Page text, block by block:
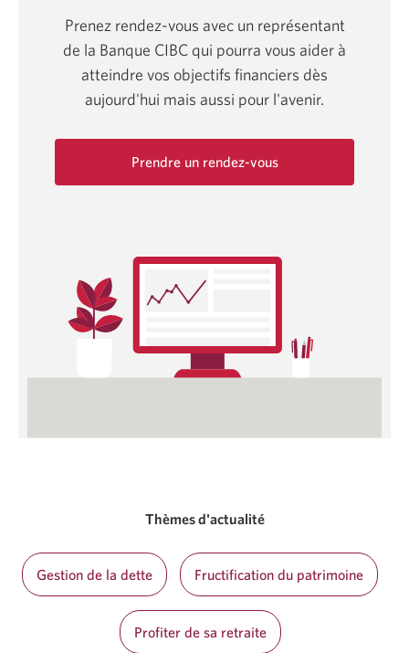
Prenez rendez-vous avec un représentant
de la Banque CIBC qui pourra vous aider à
atteindre vos objectifs financiers dès
aujourd'hui mais aussi pour l'avenir.
Prendre un rendez-vous
Thèmes d'actualité
Gestion de la dette Fructification du patrimoine
Profiter de sa retraite